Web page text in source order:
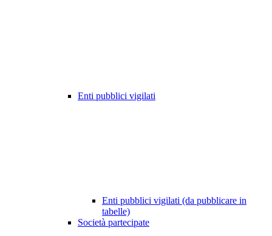
Enti pubblici vigilati
Enti pubblici vigilati (da pubblicare in
tabelle)
Società partecipate